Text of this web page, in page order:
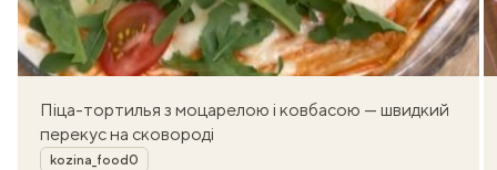
Піца-тортилья з моцарелою і ковбасою — швидкий
перекус на сковороді
Автор
kozina_food0